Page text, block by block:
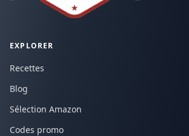
EXPLORER
Recettes
Blog
Sélection Amazon
Codes promo